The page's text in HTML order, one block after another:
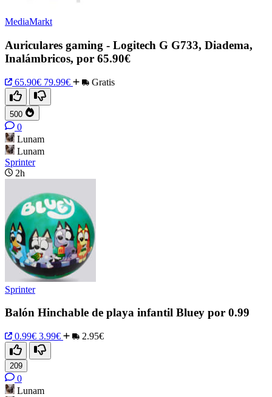
MediaMarkt
Auriculares gaming - Logitech G G733, Diadema,
Inalámbricos, por 65.90€
65.90€ 79.99€ Gratis
500
0
Lunam
Lunam
Sprinter
2h
Sprinter
Balón Hinchable de playa infantil Bluey por 0.99
0.99€ 3.99€ 2.95€
209
0
Lunam